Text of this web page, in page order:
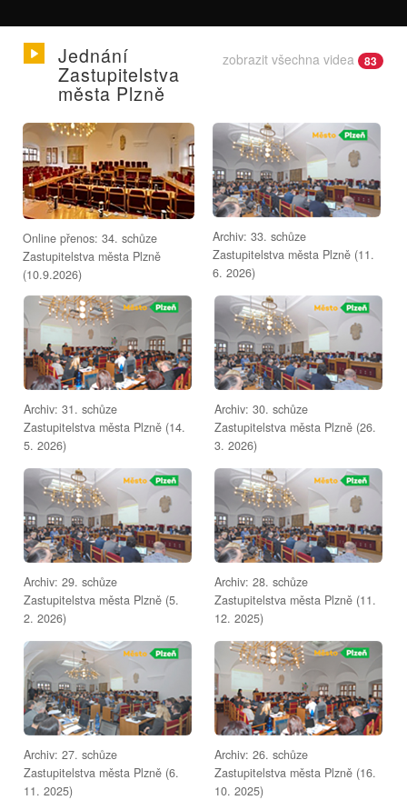
zobrazit všechna videa 83
Jednání
Zastupitelstva
města Plzně
Online přenos: 34. schůze
Zastupitelstva města Plzně
(10.9.2026)
Archiv: 33. schůze
Zastupitelstva města Plzně (11.
6. 2026)
Archiv: 31. schůze
Zastupitelstva města Plzně (14.
5. 2026)
Archiv: 30. schůze
Zastupitelstva města Plzně (26.
3. 2026)
Archiv: 29. schůze
Zastupitelstva města Plzně (5.
2. 2026)
Archiv: 28. schůze
Zastupitelstva města Plzně (11.
12. 2025)
Archiv: 27. schůze
Zastupitelstva města Plzně (6.
11. 2025)
Archiv: 26. schůze
Zastupitelstva města Plzně (16.
10. 2025)